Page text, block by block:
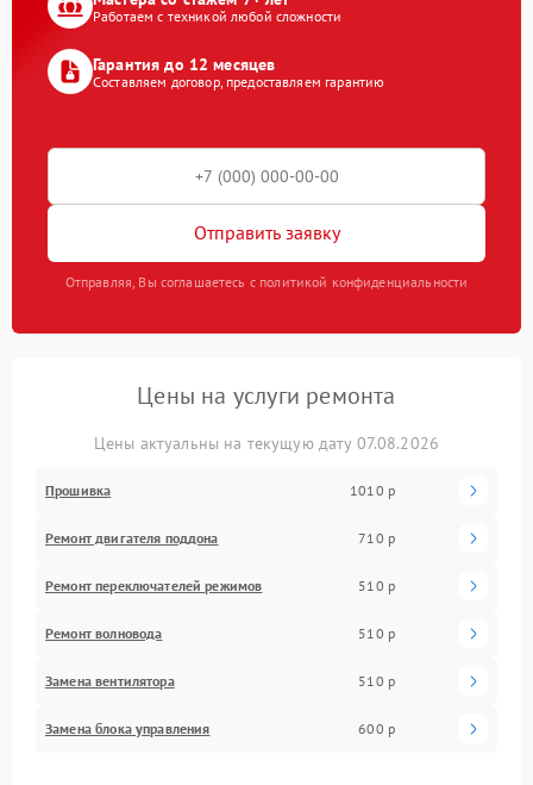
Работаем с техникой любой сложности
Гарантия до 12 месяцев
Составляем договор, предоставляем гарантию
Отправить заявку
Отправляя, Вы соглашаетесь с политикой конфиденциальности
Цены на услуги ремонта
Цены актуальны на текущую дату 07.08.2026
Прошивка 1010 р
Ремонт двигателя поддона 710 р
Ремонт переключателей режимов 510 р
Ремонт волновода 510 р
Замена вентилятора 510 р
Замена блока управления 600 р